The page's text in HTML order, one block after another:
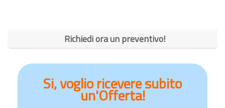
Richiedi ora un preventivo!
Si, voglio ricevere subito
un'Offerta!